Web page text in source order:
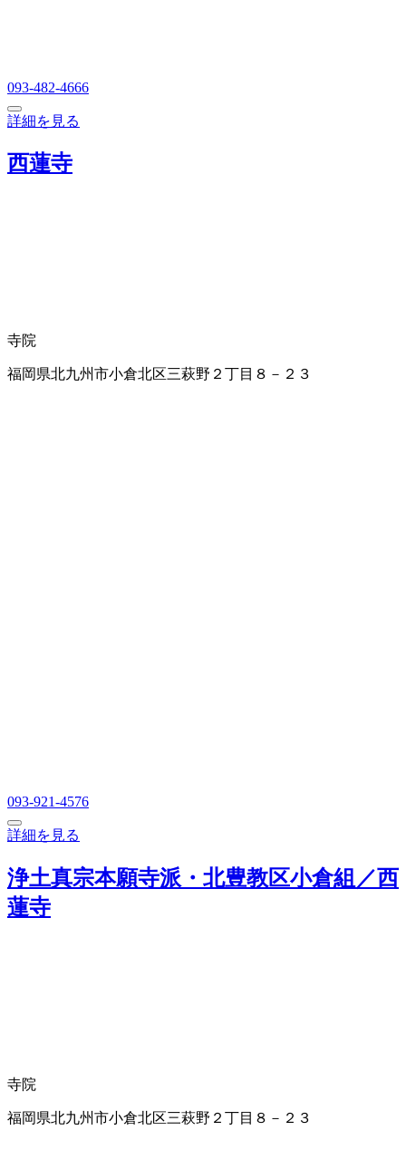
093-482-4666
詳細を見る
西蓮寺
寺院
福岡県北九州市小倉北区三萩野２丁目８－２３
093-921-4576
詳細を見る
浄土真宗本願寺派・北豊教区小倉組／西
蓮寺
寺院
福岡県北九州市小倉北区三萩野２丁目８－２３